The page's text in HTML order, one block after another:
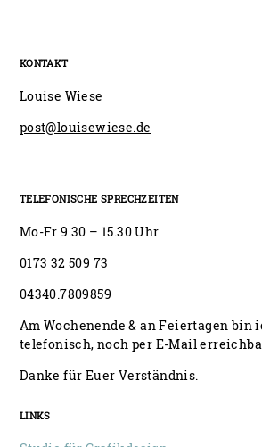
KONTAKT
Louise Wiese
post@louisewiese.de
TELEFONISCHE SPRECHZEITEN
Mo-Fr 9.30 – 15.30 Uhr
0173 32 509 73
04340.7809859
Am Wochenende & an Feiertagen bin
telefonisch, noch per E-Mail
Danke für Euer Verständnis.
LINKS